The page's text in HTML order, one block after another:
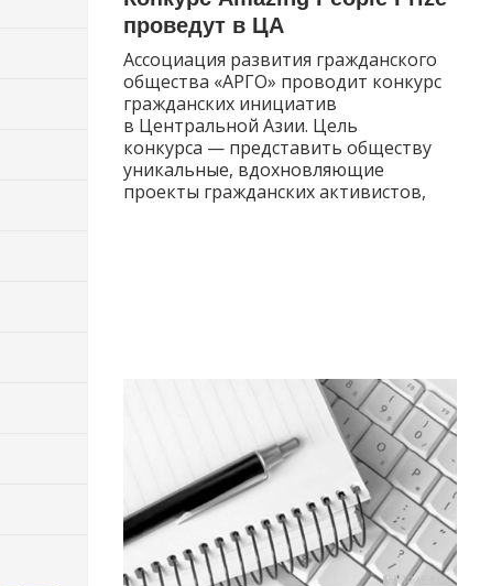
проведут в ЦА
Ассоциация развития гражданского
общества «АРГО» проводит конкурс
гражданских инициатив
в Центральной Азии. Цель
конкурса — представить обществу
уникальные, вдохновляющие
проекты гражданских активистов,